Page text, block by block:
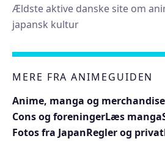
Ældste aktive danske site om
japansk kultur
MERE FRA ANIMEGUIDEN
Anime, manga og
Cons og foreningerLæs manga
Fotos fra JapanRegler og